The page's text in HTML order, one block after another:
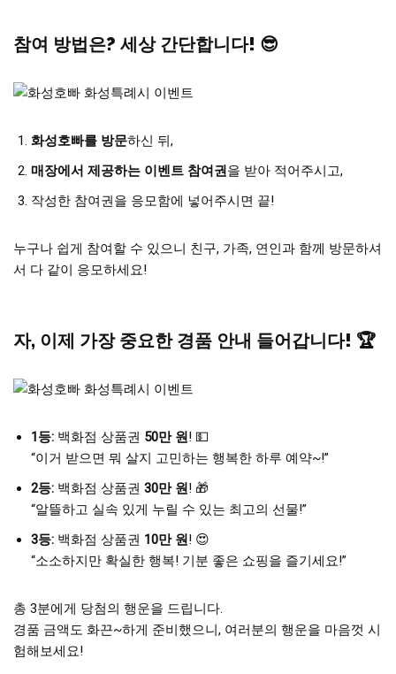
참여 방법은? 세상 간단합니다! 😎
화성호빠를 방문하신 뒤,
매장에서 제공하는 이벤트 참여권을 받아 적어주시고,
작성한 참여권을 응모함에 넣어주시면 끝!
누구나 쉽게 참여할 수 있으니 친구, 가족, 연인과 함께 방문하셔
서 다 같이 응모하세요!
자, 이제 가장 중요한 경품 안내 들어갑니다! 🏆
1등: 백화점 상품권 50만 원! 💵
“이거 받으면 뭐 살지 고민하는 행복한 하루 예약~!”
2등: 백화점 상품권 30만 원! 🎁
“알뜰하고 실속 있게 누릴 수 있는 최고의 선물!”
3등: 백화점 상품권 10만 원! 😍
“소소하지만 확실한 행복! 기분 좋은 쇼핑을 즐기세요!”
총 3분에게 당첨의 행운을 드립니다.
경품 금액도 화끈~하게 준비했으니, 여러분의 행운을 마음껏 시
험해보세요!